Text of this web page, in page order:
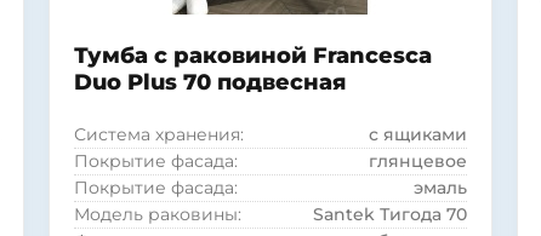
Тумба с раковиной Francesca
Duo Plus 70 подвесная
Система хранения:
с ящиками
Покрытие фасада:
глянцевое
Покрытие фасада:
эмаль
Модель раковины:
Santek Тигода 70